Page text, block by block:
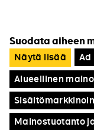
Suodata aiheen
Näytä lisää Ad
Alueellinen
Mainostuotanto